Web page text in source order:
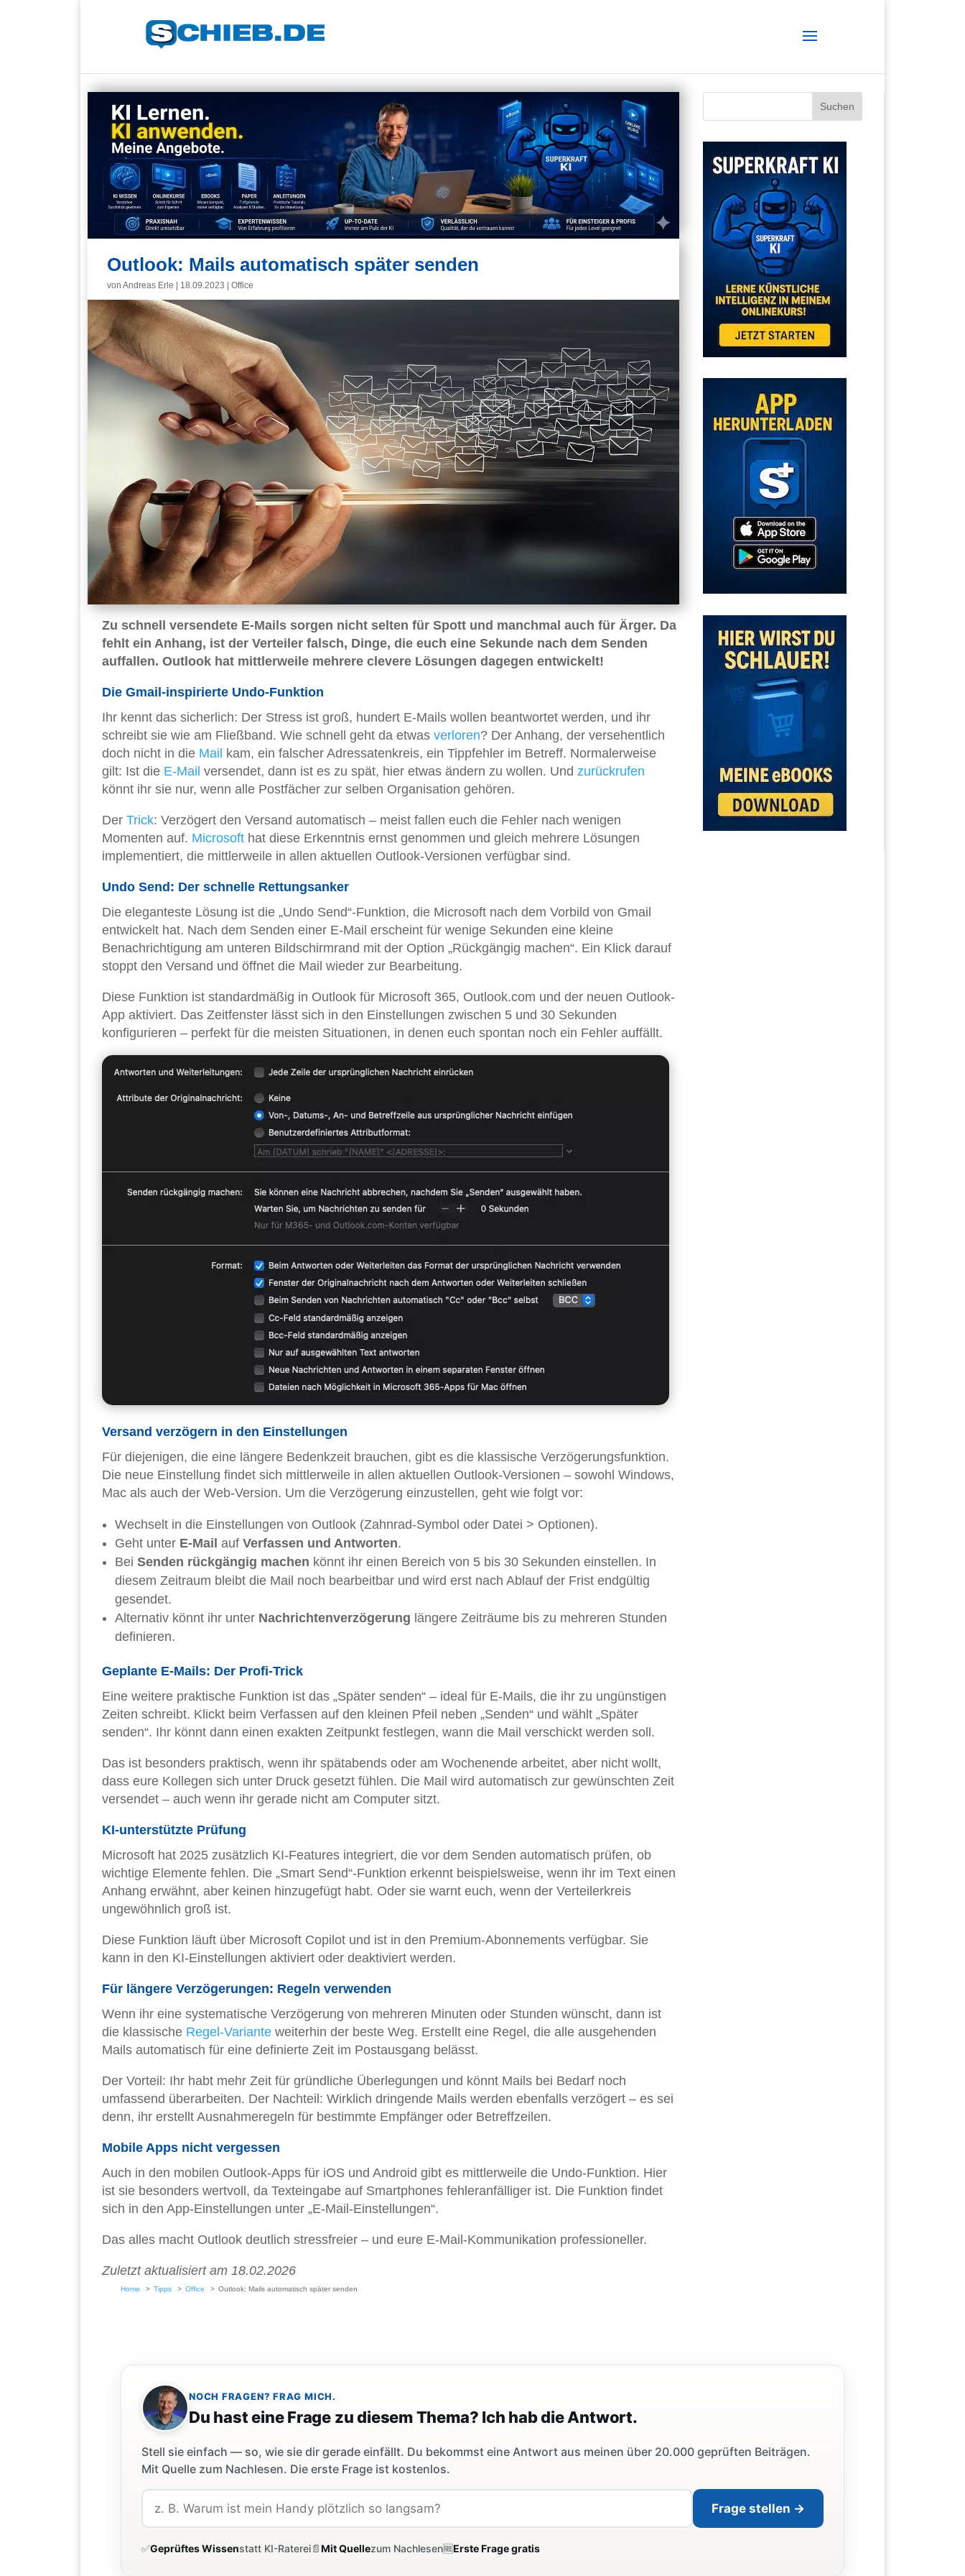
Outlook: Mails automatisch später senden
von Andreas Erle 18.09.2023 Office
Zu schnell versendete E-Mails sorgen nicht selten für Spott und manchmal auch für Ärger. Da
fehlt ein Anhang, ist der Verteiler falsch, Dinge, die euch eine Sekunde nach dem Senden
auffallen. Outlook hat mittlerweile mehrere clevere Lösungen dagegen entwickelt!
Die Gmail-inspirierte Undo-Funktion
Ihr kennt das sicherlich: Der Stress ist groß, hundert E-Mails wollen beantwortet werden, und ihr
schreibt sie wie am Fließband. Wie schnell geht da etwas verloren? Der Anhang, der versehentlich
doch nicht in die Mail kam, ein falscher Adressatenkreis, ein Tippfehler im Betreff. Normalerweise
gilt: Ist die E-Mail versendet, dann ist es zu spät, hier etwas ändern zu wollen. Und zurückrufen
könnt ihr sie nur, wenn alle Postfächer zur selben Organisation gehören.
Der Trick: Verzögert den Versand automatisch – meist fallen euch die Fehler nach wenigen
Momenten auf. Microsoft hat diese Erkenntnis ernst genommen und gleich mehrere Lösungen
implementiert, die mittlerweile in allen aktuellen Outlook-Versionen verfügbar sind.
Undo Send: Der schnelle Rettungsanker
Die eleganteste Lösung ist die „Undo Send“-Funktion, die Microsoft nach dem Vorbild von Gmail
entwickelt hat. Nach dem Senden einer E-Mail erscheint für wenige Sekunden eine kleine
Benachrichtigung am unteren Bildschirmrand mit der Option „Rückgängig machen“. Ein Klick darauf
stoppt den Versand und öffnet die Mail wieder zur Bearbeitung.
Diese Funktion ist standardmäßig in Outlook für Microsoft 365, Outlook.com und der neuen Outlook-
App aktiviert. Das Zeitfenster lässt sich in den Einstellungen zwischen 5 und 30 Sekunden
konfigurieren – perfekt für die meisten Situationen, in denen euch spontan noch ein Fehler auffällt.
Versand verzögern in den Einstellungen
Für diejenigen, die eine längere Bedenkzeit brauchen, gibt es die klassische Verzögerungsfunktion.
Die neue Einstellung findet sich mittlerweile in allen aktuellen Outlook-Versionen – sowohl Windows,
Mac als auch der Web-Version. Um die Verzögerung einzustellen, geht wie folgt vor:
Wechselt in die Einstellungen von Outlook (Zahnrad-Symbol oder Datei > Optionen).
Geht unter E-Mail auf Verfassen und Antworten.
Bei Senden rückgängig machen könnt ihr einen Bereich von 5 bis 30 Sekunden einstellen. In
diesem Zeitraum bleibt die Mail noch bearbeitbar und wird erst nach Ablauf der Frist endgültig
gesendet.
Alternativ könnt ihr unter Nachrichtenverzögerung längere Zeiträume bis zu mehreren Stunden
definieren.
Geplante E-Mails: Der Profi-Trick
Eine weitere praktische Funktion ist das „Später senden“ – ideal für E-Mails, die ihr zu ungünstigen
Zeiten schreibt. Klickt beim Verfassen auf den kleinen Pfeil neben „Senden“ und wählt „Später
senden“. Ihr könnt dann einen exakten Zeitpunkt festlegen, wann die Mail verschickt werden soll.
Das ist besonders praktisch, wenn ihr spätabends oder am Wochenende arbeitet, aber nicht wollt,
dass eure Kollegen sich unter Druck gesetzt fühlen. Die Mail wird automatisch zur gewünschten Zeit
versendet – auch wenn ihr gerade nicht am Computer sitzt.
KI-unterstützte Prüfung
Microsoft hat 2025 zusätzlich KI-Features integriert, die vor dem Senden automatisch prüfen, ob
wichtige Elemente fehlen. Die „Smart Send“-Funktion erkennt beispielsweise, wenn ihr im Text einen
Anhang erwähnt, aber keinen hinzugefügt habt. Oder sie warnt euch, wenn der Verteilerkreis
ungewöhnlich groß ist.
Diese Funktion läuft über Microsoft Copilot und ist in den Premium-Abonnements verfügbar. Sie
kann in den KI-Einstellungen aktiviert oder deaktiviert werden.
Für längere Verzögerungen: Regeln verwenden
Wenn ihr eine systematische Verzögerung von mehreren Minuten oder Stunden wünscht, dann ist
die klassische Regel-Variante weiterhin der beste Weg. Erstellt eine Regel, die alle ausgehenden
Mails automatisch für eine definierte Zeit im Postausgang belässt.
Der Vorteil: Ihr habt mehr Zeit für gründliche Überlegungen und könnt Mails bei Bedarf noch
umfassend überarbeiten. Der Nachteil: Wirklich dringende Mails werden ebenfalls verzögert – es sei
denn, ihr erstellt Ausnahmeregeln für bestimmte Empfänger oder Betreffzeilen.
Mobile Apps nicht vergessen
Auch in den mobilen Outlook-Apps für iOS und Android gibt es mittlerweile die Undo-Funktion. Hier
ist sie besonders wertvoll, da Texteingabe auf Smartphones fehleranfälliger ist. Die Funktion findet
sich in den App-Einstellungen unter „E-Mail-Einstellungen“.
Das alles macht Outlook deutlich stressfreier – und eure E-Mail-Kommunikation professioneller.
Zuletzt aktualisiert am 18.02.2026
Home Tipps Office Outlook: Mails automatisch später senden
NOCH FRAGEN? FRAG MICH.
Du hast eine Frage zu diesem Thema? Ich hab die Antwort.
Stell sie einfach — so, wie sie dir gerade einfällt. Du bekommst eine Antwort aus meinen über 20.000 geprüften Beiträgen.
Mit Quelle zum Nachlesen. Die erste Frage ist kostenlos.
Frage stellen →
✅Geprüftes Wissenstatt KI-Raterei📄Mit Quellezum Nachlesen🆓Erste Frage gratis